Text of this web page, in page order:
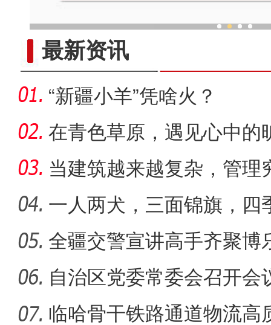
最新资讯
“新疆小羊”凭啥火？
在青色草原，遇见心中的
当建筑越来越复杂，管理
一人两犬，三面锦旗，
全疆交警宣讲高手齐聚博
自治区党委常委会召开会
临哈骨干铁路通道物流高